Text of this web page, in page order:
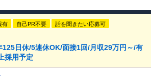
有 自己PR不要 話を聞きたい応募可
125日休/5連休OK/面接1回/月収29万円～/有
採用予定